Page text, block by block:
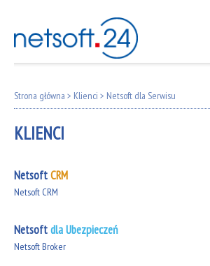
Strona główna > Klienci > Netsoft dla Serwisu
KLIENCI
NetsoftCRM
Netsoft CRM
Netsoftdla Ubezpieczeń
Netsoft Broker